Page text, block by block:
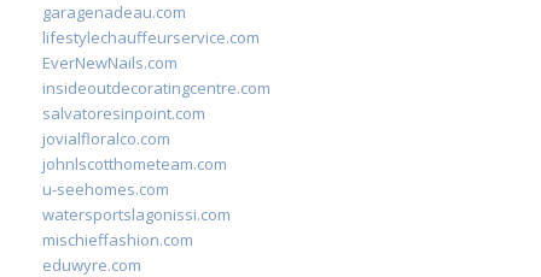
garagenadeau.com
lifestylechauffeurservice.com
EverNewNails.com
insideoutdecoratingcentre.com
salvatoresinpoint.com
jovialfloralco.com
johnlscotthometeam.com
u-seehomes.com
watersportslagonissi.com
mischieffashion.com
eduwyre.com